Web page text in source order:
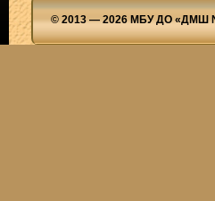
© 2013 — 2026 МБУ ДО «ДМШ